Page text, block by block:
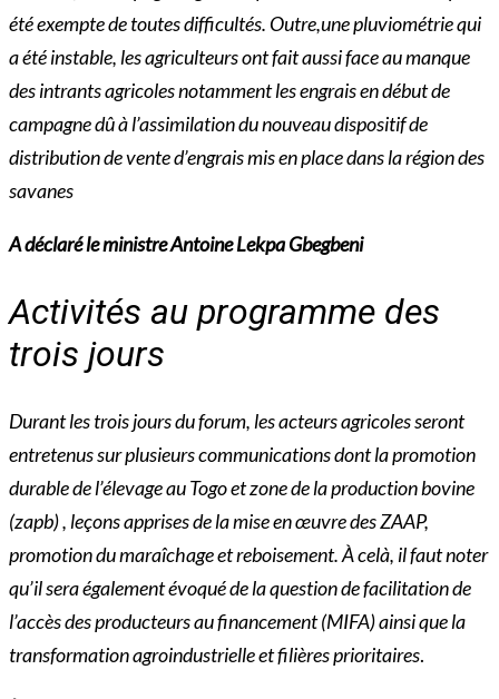
été exempte de toutes difficultés. Outre,une pluviométrie qui
a été instable, les agriculteurs ont fait aussi face au manque
des intrants agricoles notamment les engrais en début de
campagne dû à l’assimilation du nouveau dispositif de
distribution de vente d’engrais mis en place dans la région des
savanes
A déclaré le ministre Antoine Lekpa Gbegbeni
Activités au programme des
trois jours
Durant les trois jours du forum, les acteurs agricoles seront
entretenus sur plusieurs communications dont la promotion
durable de l’élevage au Togo et zone de la production bovine
(zapb) , leçons apprises de la mise en œuvre des ZAAP,
promotion du maraîchage et reboisement. À celà, il faut noter
qu’il sera également évoqué de la question de facilitation de
l’accès des producteurs au financement (MIFA) ainsi que la
transformation agroindustrielle et filières prioritaires.